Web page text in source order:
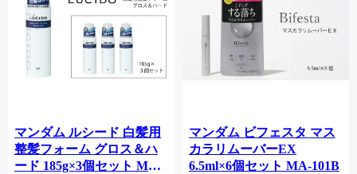
マンダム ルシード 白髪用
整髪フォーム グロス＆ハ
ード 185g×3個セット MA-
マンダム ビフェスタ マス
カラリムーバーEX
6.5ml×6個セット MA-101B